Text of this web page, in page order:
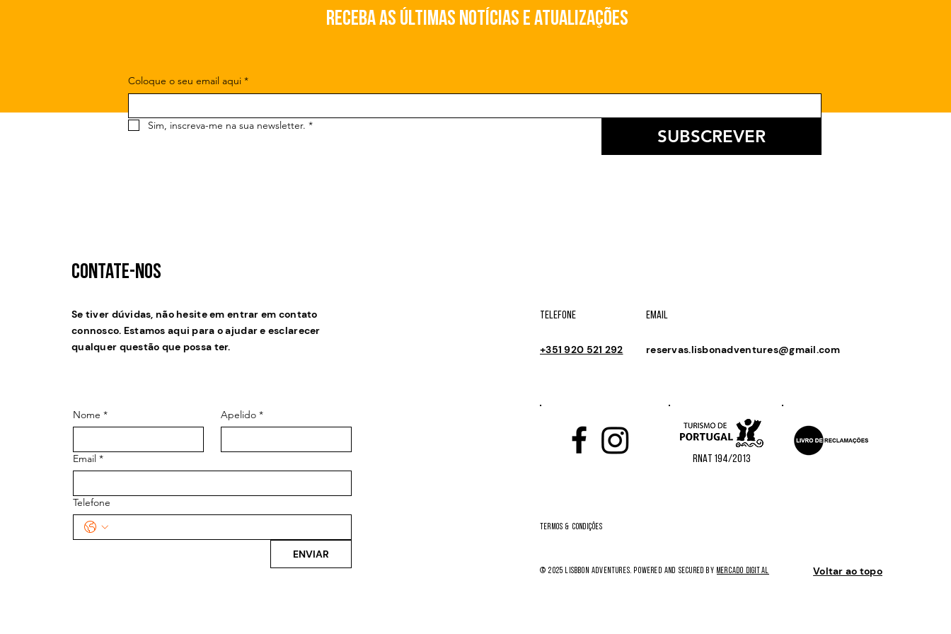
Receba as últimas notícias e atualizações
Coloque o seu email aqui *
Sim, inscreva-me na sua newsletter. *
SUBSCREVER
Contate-NOS
Se tiver dúvidas, não hesite em entrar em contato
connosco. Estamos aqui para o ajudar e esclarecer
qualquer questão que possa ter.
Nome * Apelido *
Email *
Telefone
ENVIAR
TELEFONE
+351 920 521 292
EMAIL
reservas.lisbonadventures@gmail.com
RNAT 194/2013
TermOs & CondiÇÔES
© 2025 LisbboN Adventures. Powered and secured by MERCADO DIGITAL Voltar ao topo